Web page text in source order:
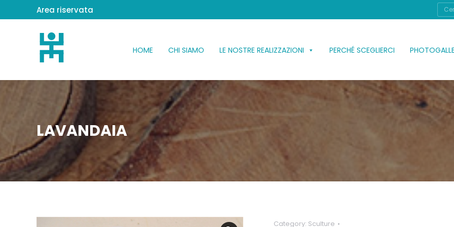
Area riservata
HOME CHI SIAMO LE NOSTRE REALIZZAZIONI PERCHÉ SCEGLIERCI
LAVANDAIA
Category: Sculture